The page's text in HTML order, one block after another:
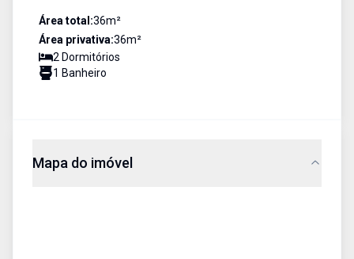
Área total:36m²
Área privativa:36m²
2 Dormitórios
1 Banheiro
Mapa do imóvel